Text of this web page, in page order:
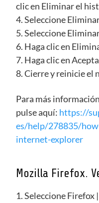
clic en Eliminar el
4. Seleccione
5. Seleccione
6. Haga clic en
7. Haga clic en
8. Cierre y reinicie el
Para más
pulse aquí: https://
es/help/278835/
internet-explorer
Mozilla Firefox.
1. Seleccione